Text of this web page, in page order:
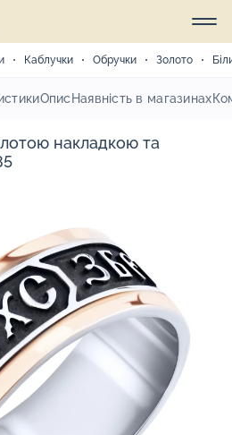
Каблучки Обручки Золото
Опис Наявність в магазинах
накладкою та